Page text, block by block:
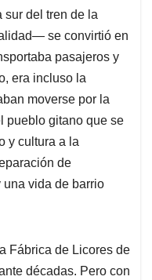
sur del tren de la
se convirtió en
pasajeros y
era incluso la
moverse por la
pueblo gitano que se
y cultura a la
de
vida de barrio
Fábrica de Licores de
décadas. Pero con